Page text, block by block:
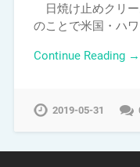
日焼け止めクリー
のことで米国・ハ
Continue Reading →
2019-05-31